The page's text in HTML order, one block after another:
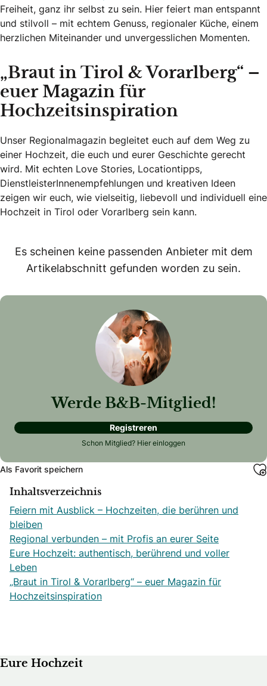
Freiheit, ganz ihr selbst zu sein. Hier feiert man entspannt
und stilvoll – mit echtem Genuss, regionaler Küche, einem
herzlichen Miteinander und unvergesslichen Momenten.
„Braut in Tirol & Vorarlberg“ –
euer Magazin für
Hochzeitsinspiration
Unser Regionalmagazin begleitet euch auf dem Weg zu
einer Hochzeit, die euch und eurer Geschichte gerecht
wird. Mit echten Love Stories, Locationtipps,
DienstleisterInnenempfehlungen und kreativen Ideen
zeigen wir euch, wie vielseitig, liebevoll und individuell eine
Hochzeit in Tirol oder Vorarlberg sein kann.
Es scheinen keine passenden Anbieter mit dem
Artikelabschnitt gefunden worden zu sein.
Werde B&B-Mitglied!
Registreren
Schon Mitglied? Hier einloggen
Als Favorit speichern
Inhaltsverzeichnis
Feiern mit Ausblick – Hochzeiten, die berühren und
bleiben
Regional verbunden – mit Profis an eurer Seite
Eure Hochzeit: authentisch, berührend und voller
Leben
„Braut in Tirol & Vorarlberg“ – euer Magazin für
Hochzeitsinspiration
Eure Hochzeit